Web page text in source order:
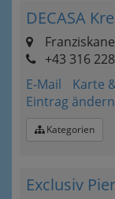
DECASA
+43 316
E-Mail
Karte
Eintrag ändern
Kategorien
Exclusiv